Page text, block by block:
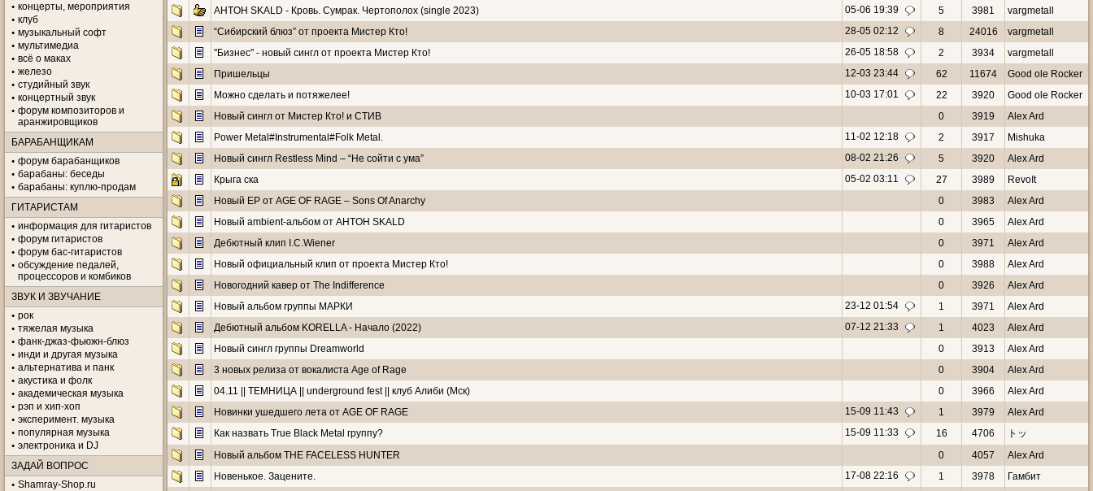
концерты, мероприятия
клуб
музыкальный софт
мультимедиа
всё о маках
железо
студийный звук
концертный звук
форум композиторов и
аранжировщиков
БАРАБАНЩИКАМ
форум барабанщиков
барабаны: беседы
барабаны: куплю-продам
ГИТАРИСТАМ
информация для гитаристов
форум гитаристов
форум бас-гитаристов
обсуждение педалей,
процессоров и комбиков
ЗВУК И ЗВУЧАНИЕ
рок
тяжелая музыка
фанк-джаз-фьюжн-блюз
инди и другая музыка
альтернатива и панк
акустика и фолк
академическая музыка
рэп и хип-хоп
эксперимент. музыка
популярная музыка
электроника и DJ
ЗАДАЙ ВОПРОС
Shamray-Shop.ru
AHTOH SKALD - Кровь. Сумрак. Чертополох (single 2023)
05-06 19:39 5 3981
vargmetall
“Сибирский блюз” от проекта Мистер Кто!
28-05 02:12 8 24016
vargmetall
"Бизнес" - новый сингл от проекта Мистер Кто!
26-05 18:58 2 3934
vargmetall
Пришельцы
12-03 23:44 62 11674
Good ole Rocker
Можно сделать и потяжелее!
10-03 17:01 22 3920
Good ole Rocker
Новый сингл от Мистер Кто! и СТИВ
0 3919
Alex Ard
Power Metal#Instrumental#Folk Metal.
11-02 12:18 2 3917
Mishuka
Новый сингл Restless Mind – “Не сойти с ума”
08-02 21:26 5 3920
Alex Ard
Крыга ска
05-02 03:11 27 3989
RevoIt
Новый EP от AGE OF RAGE – Sons Of Anarchy
0 3983
Alex Ard
Новый ambient-альбом от AHTOH SKALD
0 3965
Alex Ard
Дебютный клип I.C.Wiener
0 3971
Alex Ard
Новый официальный клип от проекта Мистер Кто!
0 3988
Alex Ard
Новогодний кавер от The Indifference
0 3926
Alex Ard
Новый альбом группы МАРКИ
23-12 01:54 1 3971
Alex Ard
Дебютный альбом KORELLA - Начало (2022)
07-12 21:33 1 4023
Alex Ard
Новый сингл группы Dreamworld
0 3913
Alex Ard
3 новых релиза от вокалиста Age of Rage
0 3904
Alex Ard
04.11 || ТЕМНИЦА || underground fest || клуб Алиби (Мск)
0 3966
Alex Ard
Новинки ушедшего лета от AGE OF RAGE
15-09 11:43 1 3979
Alex Ard
Как назвать True Black Metal группу?
15-09 11:33 16 4706
トッ
Новый альбом THE FACELESS HUNTER
0 4057
Alex Ard
Новенькое. Зацените.
17-08 22:16 1 3978
Гамбит